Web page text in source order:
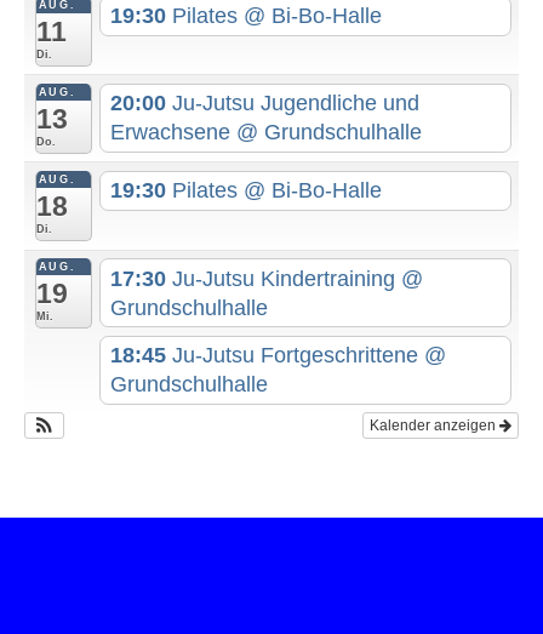
AUG.
11
Di.
19:30 Pilates @ Bi-Bo-Halle
AUG.
13
Do.
20:00 Ju-Jutsu Jugendliche und
Erwachsene @ Grundschulhalle
AUG.
18
Di.
19:30 Pilates @ Bi-Bo-Halle
AUG.
19
Mi.
17:30 Ju-Jutsu Kindertraining @
Grundschulhalle
18:45 Ju-Jutsu Fortgeschrittene @
Grundschulhalle
Kalender anzeigen